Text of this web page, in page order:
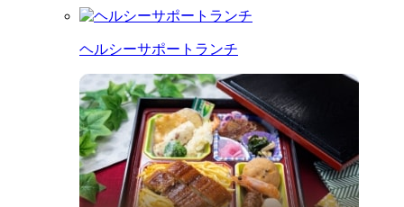
ヘルシーサポートランチ